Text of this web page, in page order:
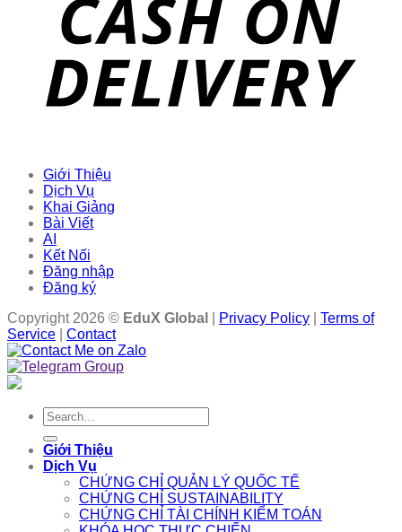
Giới Thiệu
Dịch Vụ
Khai Giảng
Bài Viết
AI
Kết Nối
Đăng nhập
Đăng ký
Copyright 2026 © EduX Global Privacy Policy
Terms of
Service
Contact
Search
for:
Giới Thiệu
Dịch Vụ
CHỨNG CHỈ QUẢN LÝ QUỐC TẾ
CHỨNG CHỈ SUSTAINABILITY
CHỨNG CHỈ TÀI CHÍNH KIỂM TOÁN